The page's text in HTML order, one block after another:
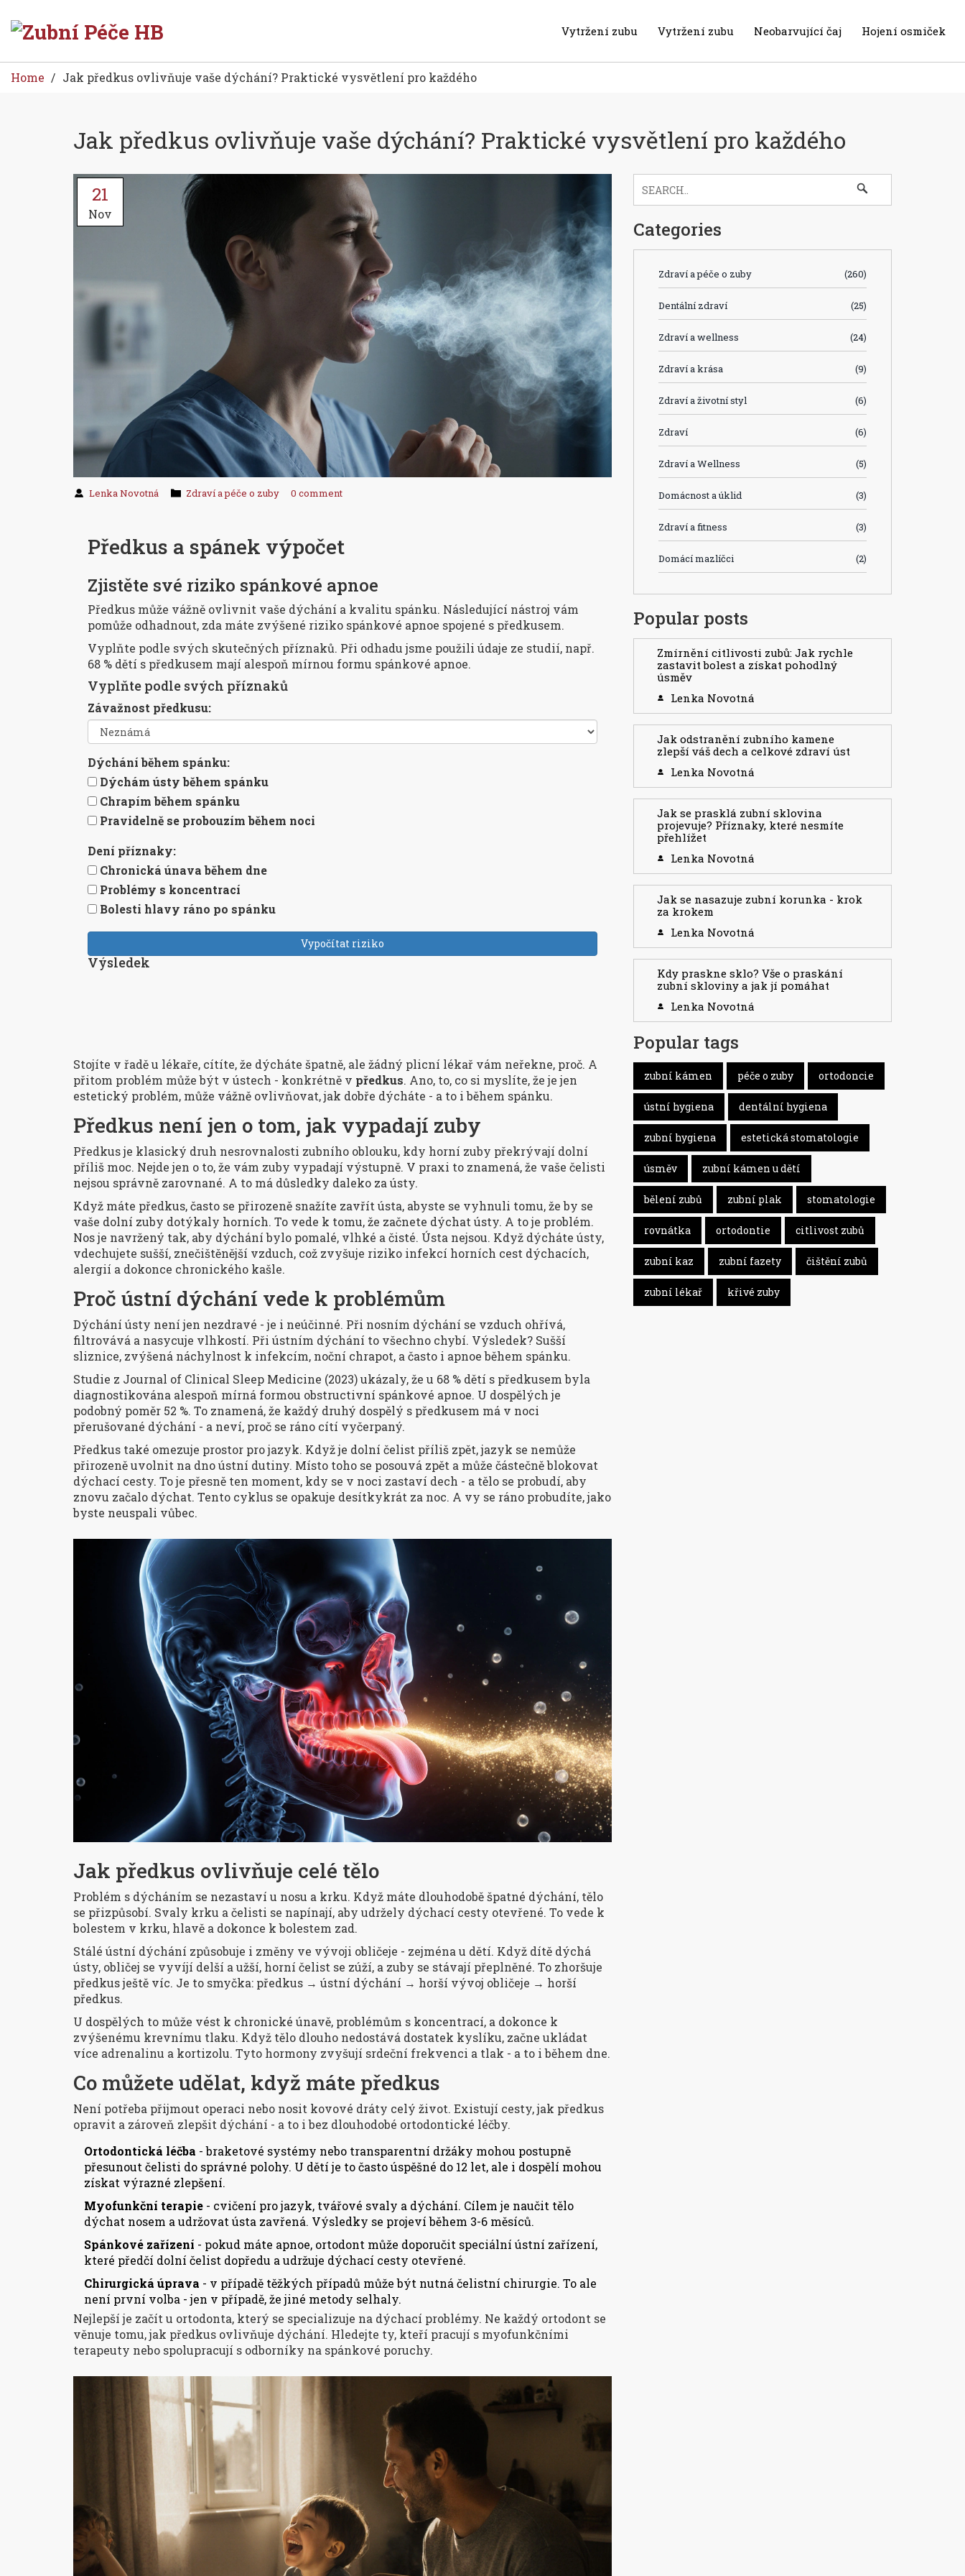
Vytržení zubu Vytržení zubu Neobarvující čaj Hojení osmiček
Home Jak předkus ovlivňuje vaše dýchání? Praktické vysvětlení pro každého
Jak předkus ovlivňuje vaše dýchání? Praktické vysvětlení pro každého
21
Nov
Lenka Novotná Zdraví a péče o zuby 0 comment
Předkus a spánek výpočet
Zjistěte své riziko spánkové apnoe
Předkus může vážně ovlivnit vaše dýchání a kvalitu spánku. Následující nástroj vám
pomůže odhadnout, zda máte zvýšené riziko spánkové apnoe spojené s předkusem.
Vyplňte podle svých skutečných příznaků. Při odhadu jsme použili údaje ze studií, např.
68 % dětí s předkusem mají alespoň mírnou formu spánkové apnoe.
Vyplňte podle svých příznaků
Závažnost předkusu:
Dýchání během spánku:
Dýchám ústy během spánku
Chrapím během spánku
Pravidelně se probouzím během noci
Dení příznaky:
Chronická únava během dne
Problémy s koncentrací
Bolesti hlavy ráno po spánku
Vypočítat riziko
Výsledek
Stojíte v řadě u lékaře, cítíte, že dýcháte špatně, ale žádný plicní lékař vám neřekne, proč. A
přitom problém může být v ústech - konkrétně v předkus. Ano, to, co si myslíte, že je jen
estetický problém, může vážně ovlivňovat, jak dobře dýcháte - a to i během spánku.
Předkus není jen o tom, jak vypadají zuby
Předkus je klasický druh nesrovnalosti zubního oblouku, kdy horní zuby překrývají dolní
příliš moc. Nejde jen o to, že vám zuby vypadají výstupně. V praxi to znamená, že vaše čelisti
nejsou správně zarovnané. A to má důsledky daleko za ústy.
Když máte předkus, často se přirozeně snažíte zavřít ústa, abyste se vyhnuli tomu, že by se
vaše dolní zuby dotýkaly horních. To vede k tomu, že začnete dýchat ústy. A to je problém.
Nos je navržený tak, aby dýchání bylo pomalé, vlhké a čisté. Ústa nejsou. Když dýcháte ústy,
vdechujete sušší, znečištěnější vzduch, což zvyšuje riziko infekcí horních cest dýchacích,
alergií a dokonce chronického kašle.
Proč ústní dýchání vede k problémům
Dýchání ústy není jen nezdravé - je i neúčinné. Při nosním dýchání se vzduch ohřívá,
filtrovává a nasycuje vlhkostí. Při ústním dýchání to všechno chybí. Výsledek? Sušší
sliznice, zvýšená náchylnost k infekcím, noční chrapot, a často i apnoe během spánku.
Studie z Journal of Clinical Sleep Medicine (2023) ukázaly, že u 68 % dětí s předkusem byla
diagnostikována alespoň mírná formou obstructivní spánkové apnoe. U dospělých je
podobný poměr 52 %. To znamená, že každý druhý dospělý s předkusem má v noci
přerušované dýchání - a neví, proč se ráno cítí vyčerpaný.
Předkus také omezuje prostor pro jazyk. Když je dolní čelist příliš zpět, jazyk se nemůže
přirozeně uvolnit na dno ústní dutiny. Místo toho se posouvá zpět a může částečně blokovat
dýchací cesty. To je přesně ten moment, kdy se v noci zastaví dech - a tělo se probudí, aby
znovu začalo dýchat. Tento cyklus se opakuje desítkykrát za noc. A vy se ráno probudíte, jako
byste neuspali vůbec.
Jak předkus ovlivňuje celé tělo
Problém s dýcháním se nezastaví u nosu a krku. Když máte dlouhodobě špatné dýchání, tělo
se přizpůsobí. Svaly krku a čelisti se napínají, aby udržely dýchací cesty otevřené. To vede k
bolestem v krku, hlavě a dokonce k bolestem zad.
Stálé ústní dýchání způsobuje i změny ve vývoji obličeje - zejména u dětí. Když dítě dýchá
ústy, obličej se vyvíjí delší a užší, horní čelist se zúží, a zuby se stávají přeplněné. To zhoršuje
předkus ještě víc. Je to smyčka: předkus → ústní dýchání → horší vývoj obličeje → horší
předkus.
U dospělých to může vést k chronické únavě, problémům s koncentrací, a dokonce k
zvýšenému krevnímu tlaku. Když tělo dlouho nedostává dostatek kyslíku, začne ukládat
více adrenalinu a kortizolu. Tyto hormony zvyšují srdeční frekvenci a tlak - a to i během dne.
Co můžete udělat, když máte předkus
Není potřeba přijmout operaci nebo nosit kovové dráty celý život. Existují cesty, jak předkus
opravit a zároveň zlepšit dýchání - a to i bez dlouhodobé ortodontické léčby.
Ortodontická léčba - braketové systémy nebo transparentní držáky mohou postupně
přesunout čelisti do správné polohy. U dětí je to často úspěšné do 12 let, ale i dospělí mohou
získat výrazné zlepšení.
Myofunkční terapie - cvičení pro jazyk, tvářové svaly a dýchání. Cílem je naučit tělo
dýchat nosem a udržovat ústa zavřená. Výsledky se projeví během 3-6 měsíců.
Spánkové zařízení - pokud máte apnoe, ortodont může doporučit speciální ústní zařízení,
které předčí dolní čelist dopředu a udržuje dýchací cesty otevřené.
Chirurgická úprava - v případě těžkých případů může být nutná čelistní chirurgie. To ale
není první volba - jen v případě, že jiné metody selhaly.
Nejlepší je začít u ortodonta, který se specializuje na dýchací problémy. Ne každý ortodont se
věnuje tomu, jak předkus ovlivňuje dýchání. Hledejte ty, kteří pracují s myofunkčními
terapeuty nebo spolupracují s odborníky na spánkové poruchy.
Categories
Zdraví a péče o zuby (260)
Dentální zdraví (25)
Zdraví a wellness (24)
Zdraví a krása (9)
Zdraví a životní styl (6)
Zdraví (6)
Zdraví a Wellness (5)
Domácnost a úklid (3)
Zdraví a fitness (3)
Domácí mazlíčci (2)
Popular posts
Zmírnění citlivosti zubů: Jak rychle
zastavit bolest a získat pohodlný
úsměv
Lenka Novotná
Jak odstranění zubního kamene
zlepší váš dech a celkové zdraví úst
Lenka Novotná
Jak se prasklá zubní sklovina
projevuje? Příznaky, které nesmíte
přehlížet
Lenka Novotná
Jak se nasazuje zubní korunka - krok
za krokem
Lenka Novotná
Kdy praskne sklo? Vše o praskání
zubní skloviny a jak jí pomáhat
Lenka Novotná
Popular tags
zubní kámen péče o zuby ortodoncie
ústní hygiena dentální hygiena
zubní hygiena estetická stomatologie
úsměv zubní kámen u dětí
bělení zubů zubní plak stomatologie
rovnátka ortodontie citlivost zubů
zubní kaz zubní fazety čištění zubů
zubní lékař křivé zuby